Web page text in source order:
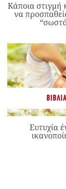
Κάποια στιγμή
να
ΒΙΒΛΊΑ
Ευτυχία